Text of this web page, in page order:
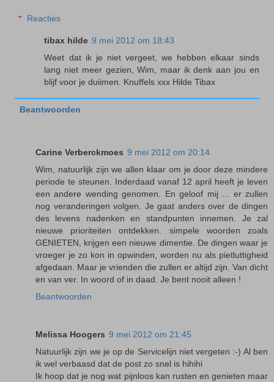
Reacties
tibax hilde 9 mei 2012 om 18:43
Weet dat ik je niet vergeet, we hebben elkaar sinds
lang niet meer gezien, Wim, maar ik denk aan jou en
blijf voor je duiimen. Knuffels xxx Hilde Tibax
Beantwoorden
Carine Verberckmoes 9 mei 2012 om 20:14
Wim, natuurlijk zijn we allen klaar om je door deze mindere
periode te steunen. Inderdaad vanaf 12 april heeft je leven
een andere wending genomen. En geloof mij ... er zullen
nog veranderingen volgen. Je gaat anders over de dingen
des levens nadenken en standpunten innemen. Je zal
nieuwe prioriteiten ontdekken. simpele woorden zoals
GENIETEN, krijgen een nieuwe dimentie. De dingen waar je
vroeger je zo kon in opwinden, worden nu als pietluttigheid
afgedaan. Maar je vrienden die zullen er altijd zijn. Van dicht
en van ver. In woord of in daad. Je bent nooit alleen !
Beantwoorden
Melissa Hoogers 9 mei 2012 om 21:45
Natuurlijk zijn we je op de Servicelijn niet vergeten :-) Al ben
ik wel verbaasd dat de post zo snel is hihihi
Ik hoop dat je nog wat pijnloos kan rusten en genieten maar